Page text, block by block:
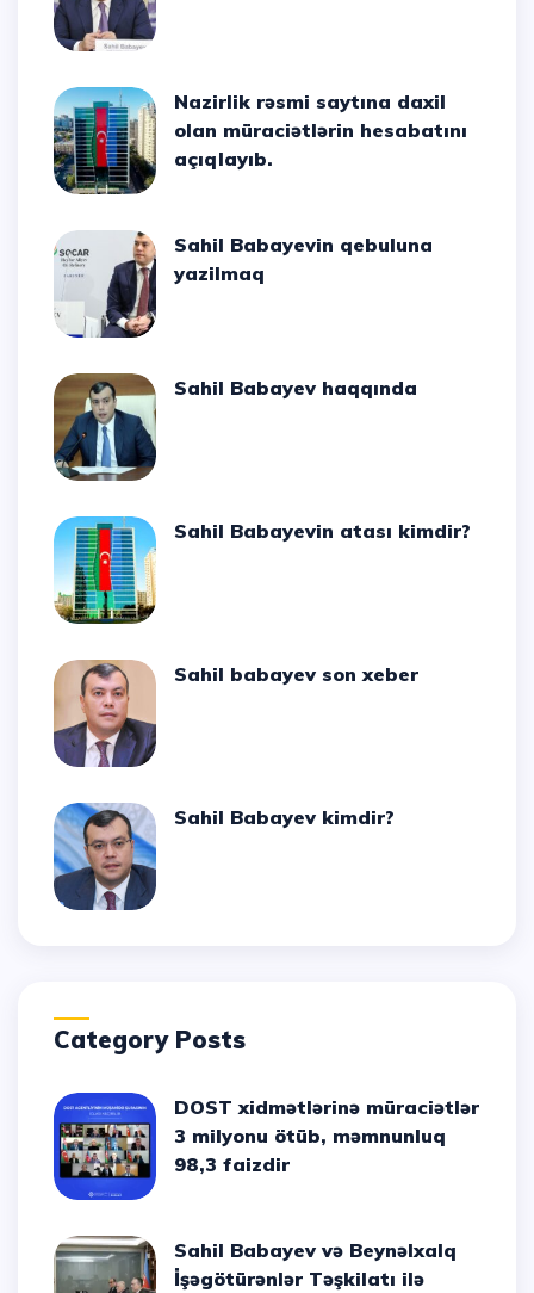
Nazirlik rəsmi saytına daxil
olan müraciətlərin hesabatını
açıqlayıb.
Sahil Babayevin qebuluna
yazilmaq
Sahil Babayev haqqında
Sahil Babayevin atası kimdir?
Sahil babayev son xeber
Sahil Babayev kimdir?
Category Posts
DOST xidmətlərinə müraciətlər
3 milyonu ötüb, məmnunluq
98,3 faizdir
Sahil Babayev və Beynəlxalq
İşəgötürənlər Təşkilatı ilə